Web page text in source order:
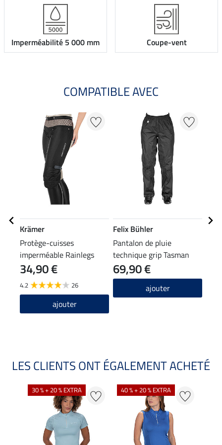
Imperméabilité 5 000 mm Coupe-vent
COMPATIBLE AVEC
Krämer
Protège-cuisses
imperméable Rainlegs
34,90 €
4.2 26
ajouter
Felix Bühler
Pantalon de pluie
technique grip Tasman
69,90 €
ajouter
LES CLIENTS ONT ÉGALEMENT ACHETÉ
30 % + 20 % EXTRA 40 % + 20 % EXTRA